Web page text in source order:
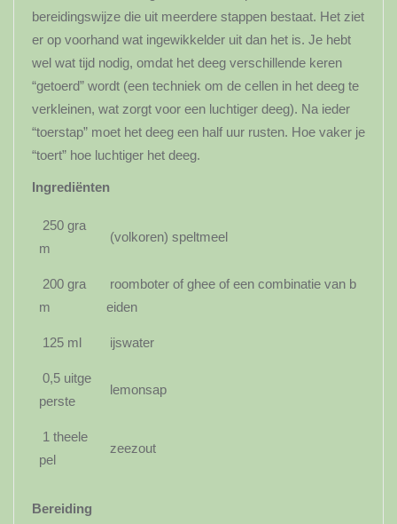
bereidingswijze die uit meerdere stappen bestaat. Het ziet
er op voorhand wat ingewikkelder uit dan het is. Je hebt
wel wat tijd nodig, omdat het deeg verschillende keren
“getoerd” wordt (een techniek om de cellen in het deeg te
verkleinen, wat zorgt voor een luchtiger deeg). Na ieder
“toerstap” moet het deeg een half uur rusten. Hoe vaker je
“toert” hoe luchtiger het deeg.
Ingrediënten
250 gra
m
(volkoren) speltmeel
200 gra
m
roomboter of ghee of een combinatie van b
eiden
125 ml ijswater
0,5 uitge
perste
lemonsap
1 theele
pel
zeezout
Bereiding